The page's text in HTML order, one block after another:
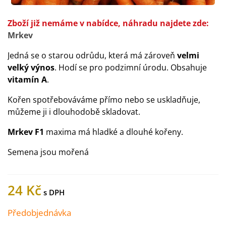
Zboží již nemáme v nabídce, náhradu najdete zde:
Mrkev
Jedná se o starou odrůdu, která má zároveň velmi
velký výnos. Hodí se pro podzimní úrodu. Obsahuje
vitamín A.
Kořen spotřebováváme přímo nebo se uskladňuje,
můžeme ji i dlouhodobě skladovat.
Mrkev F1 maxima má hladké a dlouhé kořeny.
Semena jsou mořená
24 Kč
Předobjednávka